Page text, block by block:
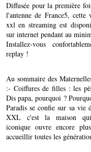
Diffusée pour la première
l'antenne de France5, cette
xxl en streaming est
sur internet pendant au
Installez-vous
replay !
Au sommaire des
:- Coiffures de filles : les
Dis papa, pourquoi ?
Paradis se confie sur sa vie
XXL c'est la maison qui
iconique ouvre encore
accueillir toutes les